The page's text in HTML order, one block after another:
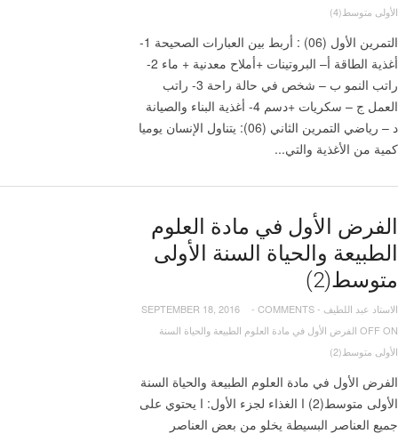
الأولى متوسط(4)
التمرين الأول (06) : أربط بين العبارات الصحيحة 1-
أغذية الطاقة أ– البروتينات +أملاح معدنية + ماء 2-
راتب النمو ب – شخص في حالة راحة 3- راتب
العمل ج – سكريات +دسم 4- أغذية البناء والصيانة
د – رياضي التمرين الثاني (06): يتناول الإنسان يوميا
كمية من الأغذية والتي...
الفرض الأول في مادة العلوم
الطبيعة والحياة السنة الأولى
متوسط(2)
الاستاد عبد اللطيف -
SEPTEMBER 18, 2016 - COMMENTS
OFF ON الفرض الأول في مادة العلوم الطبيعة والحياة السنة
الأولى متوسط(2)
الفرض الأول في مادة العلوم الطبيعة والحياة السنة
الأولى متوسط(2) ا الغذاء لجزء الأول: ا يحتوي على
جميع العناصر البسيطة يخلو من بعض العناصر